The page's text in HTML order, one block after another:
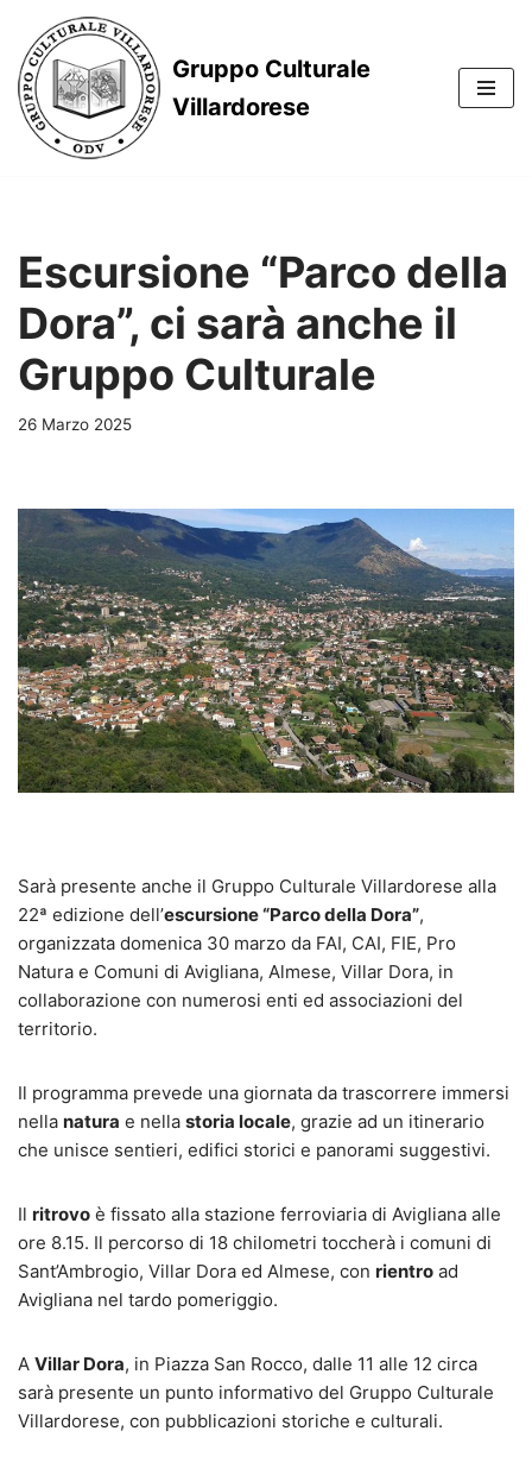
Vai
al
contenuto
Gruppo Culturale
Villardorese
Escursione “Parco della
Dora”, ci sarà anche il
Gruppo Culturale
26 Marzo 2025
Sarà presente anche il Gruppo Culturale Villardorese alla
22ª edizione dell’escursione “Parco della Dora”,
organizzata domenica 30 marzo da FAI, CAI, FIE, Pro
Natura e Comuni di Avigliana, Almese, Villar Dora, in
collaborazione con numerosi enti ed associazioni del
territorio.
Il programma prevede una giornata da trascorrere immersi
nella natura e nella storia locale, grazie ad un itinerario
che unisce sentieri, edifici storici e panorami suggestivi.
Il ritrovo è fissato alla stazione ferroviaria di Avigliana alle
ore 8.15. Il percorso di 18 chilometri toccherà i comuni di
Sant’Ambrogio, Villar Dora ed Almese, con rientro ad
Avigliana nel tardo pomeriggio.
A Villar Dora, in Piazza San Rocco, dalle 11 alle 12 circa
sarà presente un punto informativo del Gruppo Culturale
Villardorese, con pubblicazioni storiche e culturali.